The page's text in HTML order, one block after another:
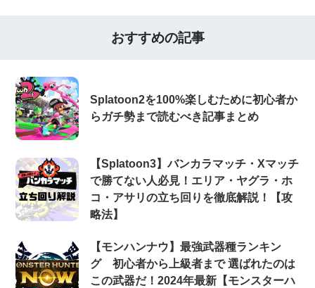
おすすめの記事
Splatoon2を100%楽しむために初心者か
らガチ勢まで読むべき記事まとめ
【Splatoon3】バンカラマッチ・Xマッチ
で勝てない人必見！エリア・ヤグラ・ホ
コ・アサリの立ち回りを徹底解説！【攻
略法】
【モンハンナウ】最強武器種ランキン
グ 初心者から上級者まで 選ばれたのは
この武器だ！2024年最新【モンスターハ